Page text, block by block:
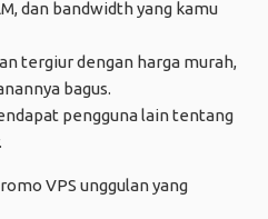
dan bandwidth yang kamu
tergiur dengan harga murah,
bagus.
pengguna lain tentang
VPS unggulan yang